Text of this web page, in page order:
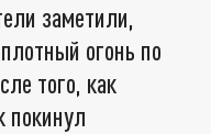
заметили,
огонь по
того, как
покинул